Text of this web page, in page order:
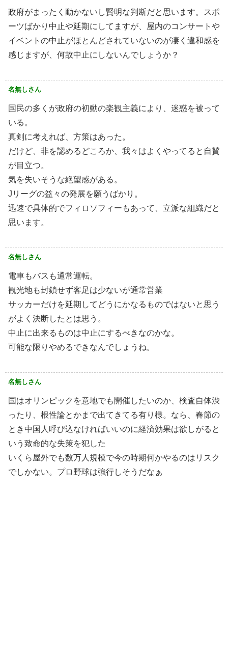
政府がまったく動かないし賢明な判断だと思います。スポ
ーツばかり中止や延期にしてますが、屋内のコンサートや
イベントの中止がほとんどされていないのが凄く違和感を
感じますが、何故中止にしないんでしょうか？
名無しさん
国民の多くが政府の初動の楽観主義により、迷惑を被って
いる。
真剣に考えれば、方策はあった。
だけど、非を認めるどころか、我々はよくやってると自賛
が目立つ。
気を失いそうな絶望感がある。
Jリーグの益々の発展を願うばかり。
迅速で具体的でフィロソフィーもあって、立派な組織だと
思います。
名無しさん
電車もバスも通常運転。
観光地も封鎖せず客足は少ないが通常営業
サッカーだけを延期してどうにかなるものではないと思う
がよく決断したとは思う。
中止に出来るものは中止にするべきなのかな。
可能な限りやめるできなんでしょうね。
名無しさん
国はオリンピックを意地でも開催したいのか、検査自体渋
ったり、根性論とかまで出てきてる有り様。なら、春節の
とき中国人呼び込なければいいのに経済効果は欲しがると
いう致命的な失策を犯した
いくら屋外でも数万人規模で今の時期何かやるのはリスク
でしかない。プロ野球は強行しそうだなぁ